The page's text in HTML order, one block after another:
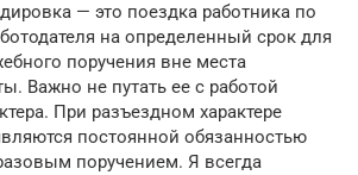
— это поездка работника по
на определенный срок для
поручения вне места
Важно не путать ее с работой
При разъездном характере
постоянной обязанностью
поручением. Я всегда